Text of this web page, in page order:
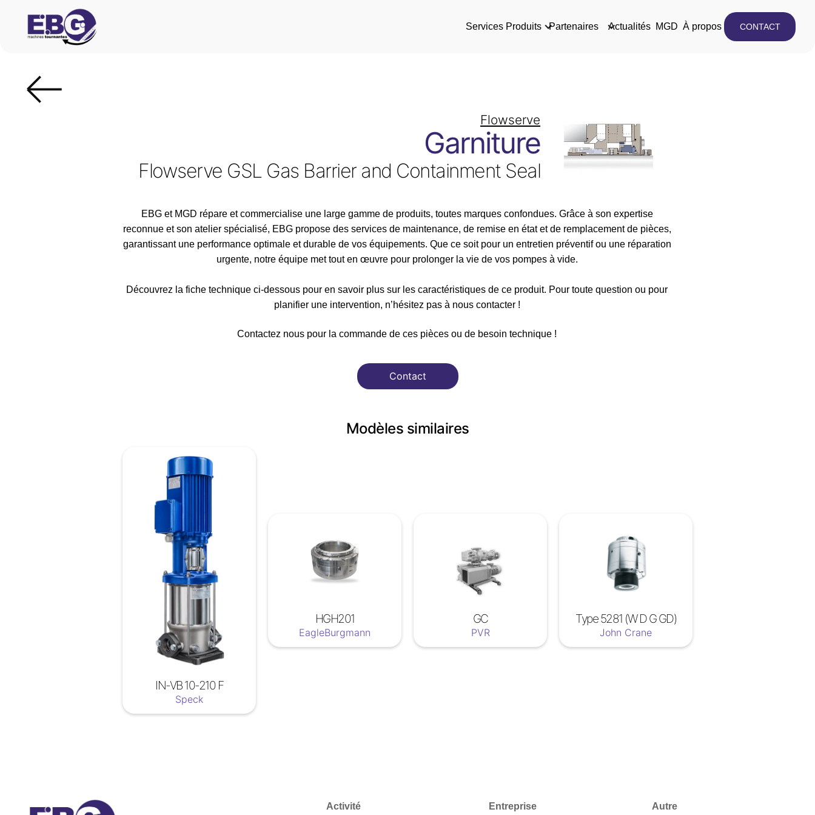
Services Produits Partenaires Actualités MGD À propos CONTACT
Flowserve
Garniture
Flowserve GSL Gas Barrier and Containment Seal
EBG et MGD répare et commercialise une large gamme de produits, toutes marques confondues. Grâce à son expertise
reconnue et son atelier spécialisé, EBG propose des services de maintenance, de remise en état et de remplacement de pièces,
garantissant une performance optimale et durable de vos équipements. Que ce soit pour un entretien préventif ou une réparation
urgente, notre équipe met tout en œuvre pour prolonger la vie de vos pompes à vide.
Découvrez la fiche technique ci-dessous pour en savoir plus sur les caractéristiques de ce produit. Pour toute question ou pour
planifier une intervention, n’hésitez pas à nous contacter !
Contactez nous pour la commande de ces pièces ou de besoin technique !
Contact
Modèles similaires
IN-VB 10-210 F
Speck
HGH201
EagleBurgmann
GC
PVR
Type 5281 (W D G GD)
John Crane
Activité Entreprise Autre